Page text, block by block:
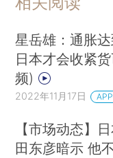
星岳雄：通胀
日本才会收紧
频)
2022年11月17日
【市场动态】
田东彦暗示 他